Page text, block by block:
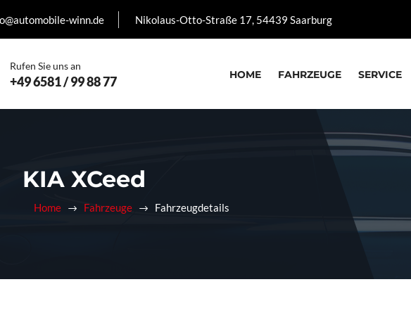
winn.de Nikolaus-Otto-Straße 17, 54439 Saarburg
Rufen Sie uns an
+49 6581 / 99 88 77 HOME FAHRZEUGE SERVICE
KIA XCeed
Home Fahrzeuge Fahrzeugdetails